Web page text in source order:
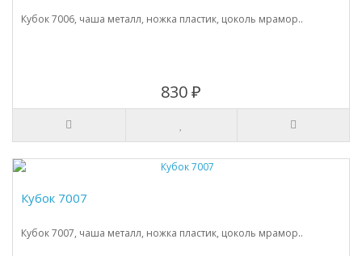
Кубок 7006, чаша металл, ножка пластик, цоколь мрамор..
830 ₽
Кубок 7007
Кубок 7007, чаша металл, ножка пластик, цоколь мрамор..